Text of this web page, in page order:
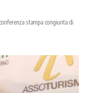
stampa congiunta di